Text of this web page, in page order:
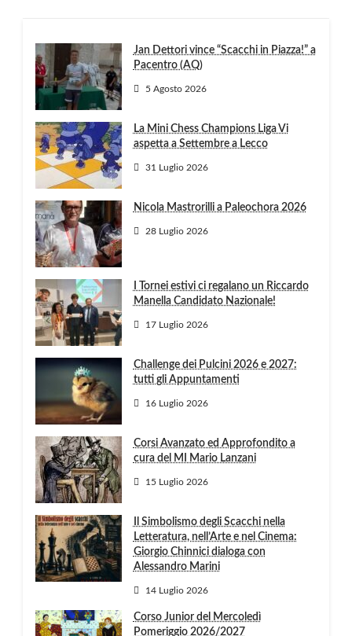
Jan Dettori vince “Scacchi in Piazza!” a
Pacentro (AQ)
5 Agosto 2026
La Mini Chess Champions Liga Vi
aspetta a Settembre a Lecco
31 Luglio 2026
Nicola Mastrorilli a Paleochora 2026
28 Luglio 2026
I Tornei estivi ci regalano un Riccardo
Manella Candidato Nazionale!
17 Luglio 2026
Challenge dei Pulcini 2026 e 2027:
tutti gli Appuntamenti
16 Luglio 2026
Corsi Avanzato ed Approfondito a
cura del MI Mario Lanzani
15 Luglio 2026
Il Simbolismo degli Scacchi nella
Letteratura, nell’Arte e nel Cinema:
Giorgio Chinnici dialoga con
Alessandro Marini
14 Luglio 2026
Corso Junior del Mercoledì
Pomeriggio 2026/2027